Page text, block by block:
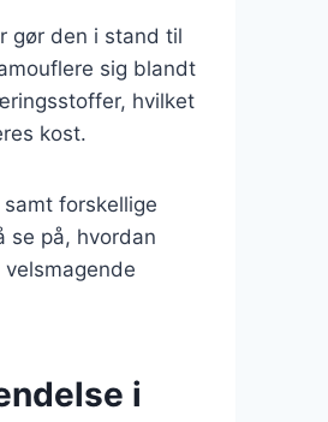
gør den i stand til
sig blandt
hvilket
kost.
forskellige
se på, hvordan
i